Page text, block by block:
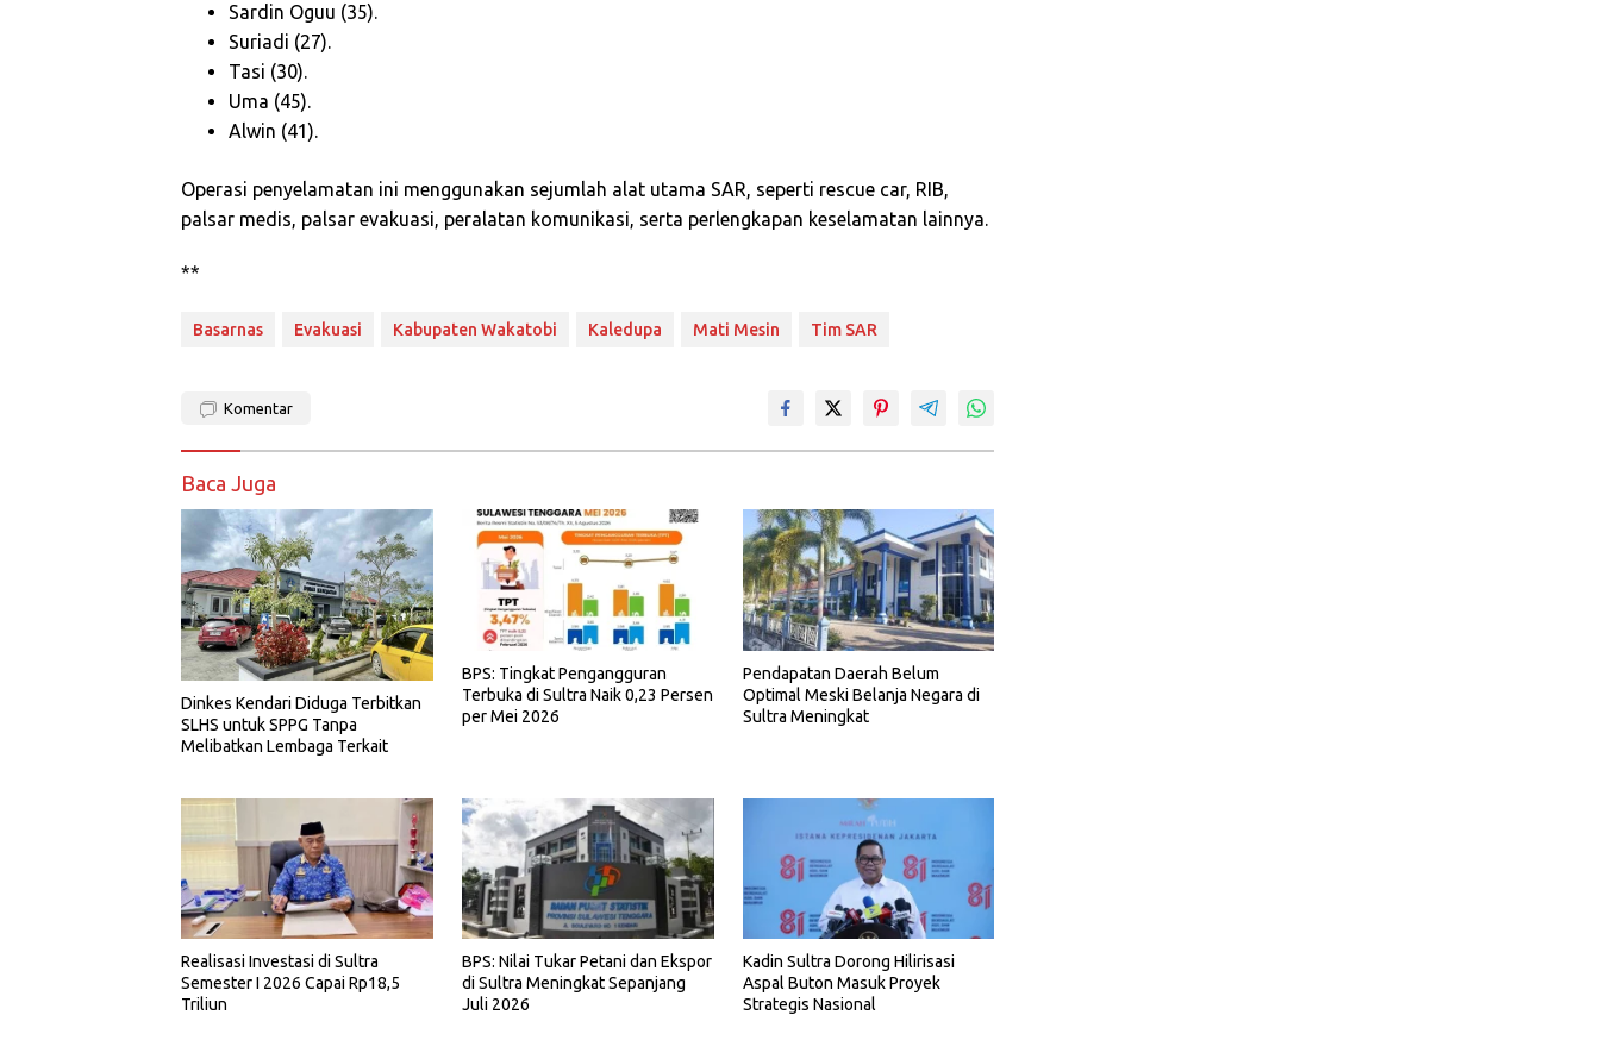
Sardin Oguu (35).
Suriadi (27).
Tasi (30).
Uma (45).
Alwin (41).
Operasi penyelamatan ini menggunakan sejumlah alat utama SAR, seperti rescue car, RIB,
palsar medis, palsar evakuasi, peralatan komunikasi, serta perlengkapan keselamatan lainnya.
**
Basarnas Evakuasi Kabupaten Wakatobi Kaledupa Mati Mesin Tim SAR
Komentar
Baca Juga
Dinkes Kendari Diduga Terbitkan
SLHS untuk SPPG Tanpa
Melibatkan Lembaga Terkait
BPS: Tingkat Pengangguran
Terbuka di Sultra Naik 0,23 Persen
per Mei 2026
Pendapatan Daerah Belum
Optimal Meski Belanja Negara di
Sultra Meningkat
Realisasi Investasi di Sultra
Semester I 2026 Capai Rp18,5
Triliun
BPS: Nilai Tukar Petani dan Ekspor
di Sultra Meningkat Sepanjang
Juli 2026
Kadin Sultra Dorong Hilirisasi
Aspal Buton Masuk Proyek
Strategis Nasional